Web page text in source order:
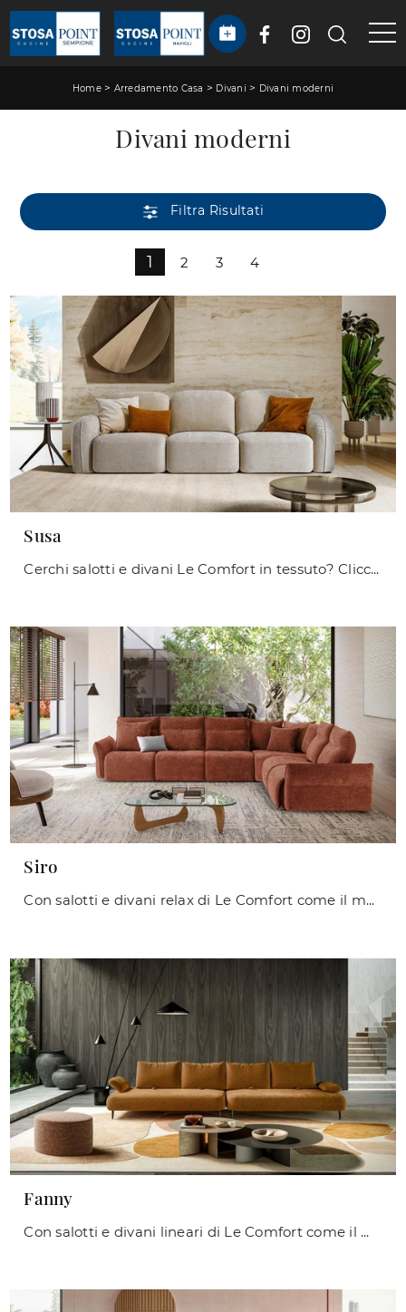
Home> Arredamento Casa > Divani > Divani moderni
Divani moderni
Filtra Risultati
1 2 3 4
Susa
Cerchi salotti e divani Le Comfort in tessuto? Clicca e scopri di più sul modello Susa per spazi moderni.
Siro
Con salotti e divani relax di Le Comfort come il modello Siro in tessuto, potrai ultimare il tuo progetto d'arredo.
Fanny
Con salotti e divani lineari di Le Comfort come il modello Fanny in tessuto, potrai completare il tuo progetto d'arredo.